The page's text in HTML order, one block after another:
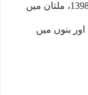
1464، فیصل آباد میں 1400، سرگودھا میں 1398، ملتان میں
1416، بہاولپور میں 1450، پشاور میں 1450 اور بنوں میں